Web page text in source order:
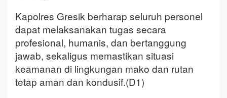
Kapolres Gresik berharap seluruh personel
dapat melaksanakan tugas secara
profesional, humanis, dan bertanggung
jawab, sekaligus memastikan situasi
keamanan di lingkungan mako dan rutan
tetap aman dan kondusif.(D1)